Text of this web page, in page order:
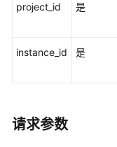
API
必
读
project_id 是
instance_id 是
请求参数